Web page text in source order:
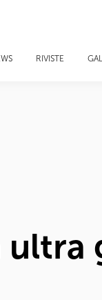
RIVISTE